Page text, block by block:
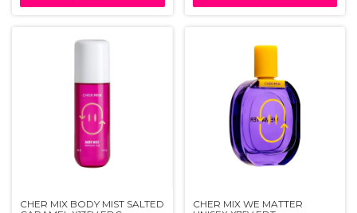
CHER MIX BODY MIST SALTED
CHER MIX WE MATTER